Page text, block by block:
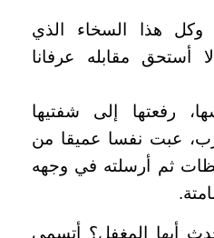
وكل هذا السخاء الذي
أستحق مقابله عرفانا
رفعتها إلى شفتيها
عبت نفسا عميقا من
ثم أرسلته في وجهه
أيها المغفل؟ أتسمي